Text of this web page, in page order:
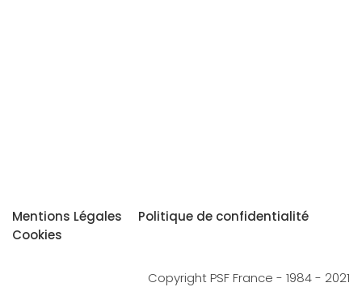
Mentions Légales
Politique de confidentialité
Cookies
Copyright PSF France - 1984 - 2021